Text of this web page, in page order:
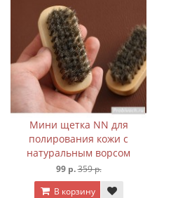
Мини щетка NN для
полирования кожи с
натуральным ворсом
99 р.359 р.
В корзину